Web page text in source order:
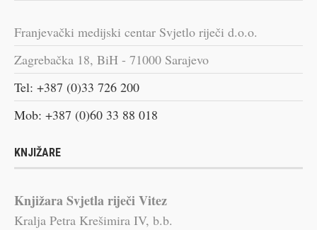
Franjevački medijski centar Svjetlo riječi d.o.o.
Zagrebačka 18, BiH - 71000 Sarajevo
Tel: +387 (0)33 726 200
Mob: +387 (0)60 33 88 018
KNJIŽARE
Knjižara Svjetla riječi Vitez
Kralja Petra Krešimira IV, b.b.